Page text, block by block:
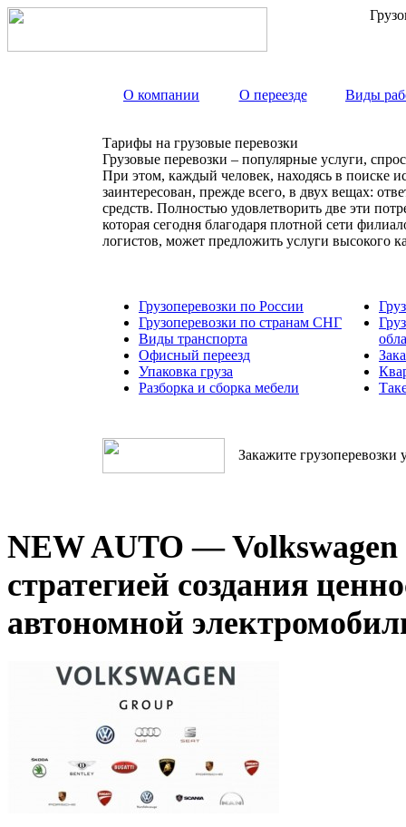
О компании О переезде Виды
Тарифы на грузовые перевозки
Грузовые перевозки – популярные услуги,
При этом, каждый человек, находясь в поиске
заинтересован, прежде всего, в двух вещах:
средств. Полностью удовлетворить две эти
которая сегодня благодаря плотной сети
логистов, может предложить услуги высокого
Грузоперевозки по России
Грузоперевозки по странам СНГ
Виды транспорта
Офисный переезд
Упаковка груза
Разборка и сборка мебели
Закажите грузоперевозки
NEW AUTO — Volkswagen
стратегией создания
автономной